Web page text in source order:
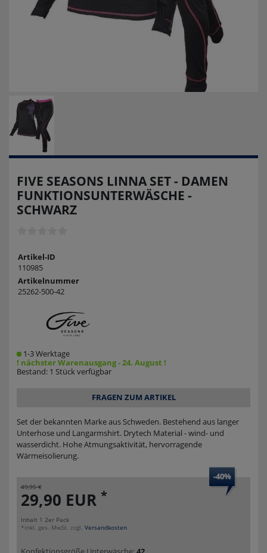
FIVE SEASONS LINNA SET - DAMEN
FUNKTIONSUNTERWÄSCHE -
SCHWARZ
Artikel-ID
110985
Artikelnummer
25262-500-42
1-3 Werktage
! nächster Warenausgang - 24. August !
Bestand: 1 Stück verfügbar
FRAGEN ZUM ARTIKEL
Set der bekannten Marke aus Schweden. Bestehend aus langer
Unterhose und Langarmshirt. Drytech Material - wind- und
wasserdicht. Hohe Atmungsaktivität, hervorragende
Wärmeisolierung.
-40%
49,95 €
29,90 EUR *
Inhalt 1 2er Pack
*inkl. ges. MwSt. zzgl. Versandkosten